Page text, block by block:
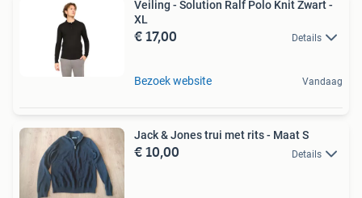
Veiling - Solution Ralf Polo Knit Zwart -
XL
€ 17,00 Details
Bezoek website Vandaag
Jack & Jones trui met rits - Maat S
€ 10,00 Details